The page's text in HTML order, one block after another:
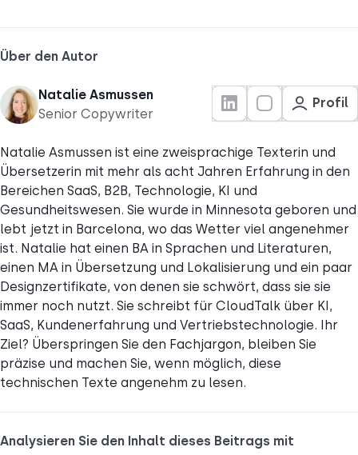
Über den Autor
Natalie Asmussen
Senior Copywriter
Profil
Natalie Asmussen ist eine zweisprachige Texterin und
Übersetzerin mit mehr als acht Jahren Erfahrung in den
Bereichen SaaS, B2B, Technologie, KI und
Gesundheitswesen. Sie wurde in Minnesota geboren und
lebt jetzt in Barcelona, wo das Wetter viel angenehmer
ist. Natalie hat einen BA in Sprachen und Literaturen,
einen MA in Übersetzung und Lokalisierung und ein paar
Designzertifikate, von denen sie schwört, dass sie sie
immer noch nutzt. Sie schreibt für CloudTalk über KI,
SaaS, Kundenerfahrung und Vertriebstechnologie. Ihr
Ziel? Überspringen Sie den Fachjargon, bleiben Sie
präzise und machen Sie, wenn möglich, diese
technischen Texte angenehm zu lesen.
Analysieren Sie den Inhalt dieses Beitrags mit